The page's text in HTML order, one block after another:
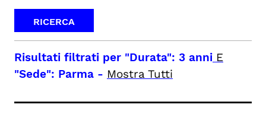
Risultati filtrati per "Durata": 3 anni E
"Sede": Parma - Mostra Tutti